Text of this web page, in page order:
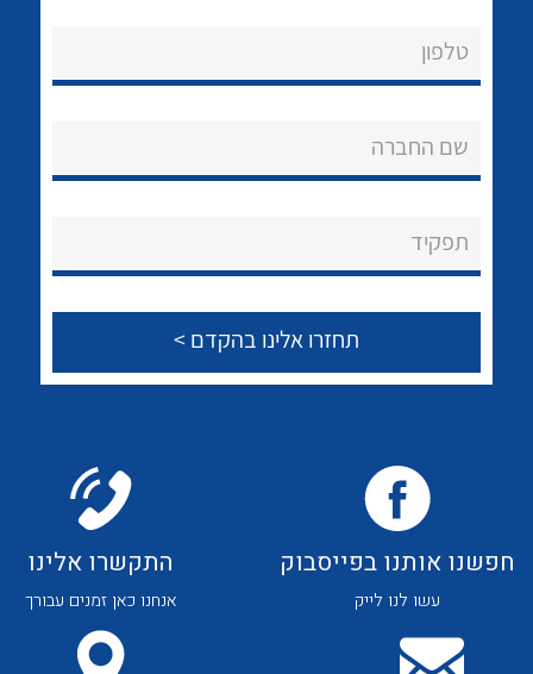
שירותי תמיכה
לכל מוצרי היצרן לכל מוצרי היצרן
לכל מוצרי היצרן לכל מוצרי היצרן
טלפון
שם החברה
תפקיד
חפשנו אותנו בפייסבוק
עשו לנו לייק
התקשרו אלינו
אנחנו כאן זמנים עבורך